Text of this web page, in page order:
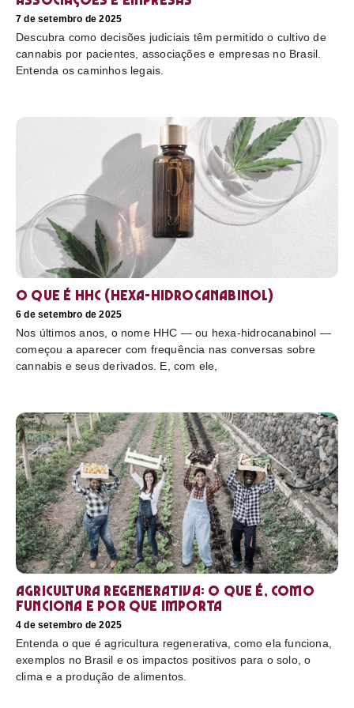
7 de setembro de 2025
Descubra como decisões judiciais têm permitido o cultivo de
cannabis por pacientes, associações e empresas no Brasil.
Entenda os caminhos legais.
O que é HHC (hexa-hidrocanabinol)
6 de setembro de 2025
Nos últimos anos, o nome HHC — ou hexa-hidrocanabinol —
começou a aparecer com frequência nas conversas sobre
cannabis e seus derivados. E, com ele,
Agricultura regenerativa: o que é, como
funciona e por que importa
4 de setembro de 2025
Entenda o que é agricultura regenerativa, como ela funciona,
exemplos no Brasil e os impactos positivos para o solo, o
clima e a produção de alimentos.